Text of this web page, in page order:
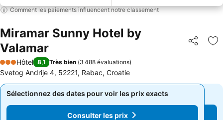
Comment les paiements influencent notre classement
Miramar Sunny Hotel by
Valamar
Partager
3 Étoiles
Hôtel 8,1 Très bien (3 488 évaluations)
Svetog Andrije 4, 52221, Rabac, Croatie
Sélectionnez des dates pour voir les prix exacts
Consulter les prix
Sélectionnez des dates pour voir les prix exacts
Consulter les prix